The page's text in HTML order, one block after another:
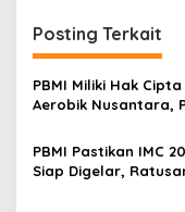
a
s
i
o
Posting Terkait
PBMI Miliki Hak
Aerobik Nusantara,
Indonesia
PBMI Pastikan IMC
Siap Digelar,